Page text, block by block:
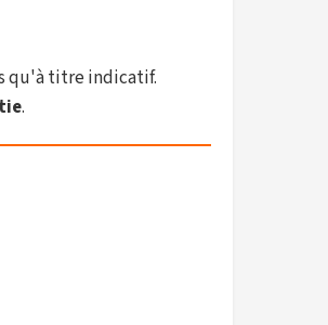
qu'à titre indicatif.
.